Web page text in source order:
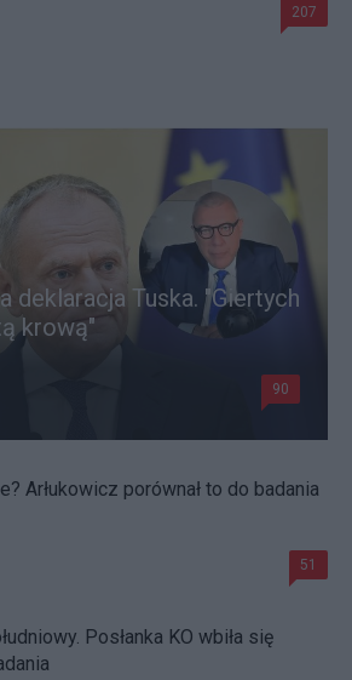
207
deklaracja Tuska. "Giertych
krową"
90
Arłukowicz porównał to do badania
51
Posłanka KO wbiła się